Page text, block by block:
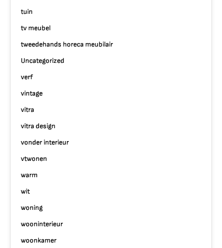
tuin
tv meubel
tweedehands horeca meubilair
Uncategorized
verf
vintage
vitra
vitra design
vonder interieur
vtwonen
warm
wit
woning
wooninterieur
woonkamer